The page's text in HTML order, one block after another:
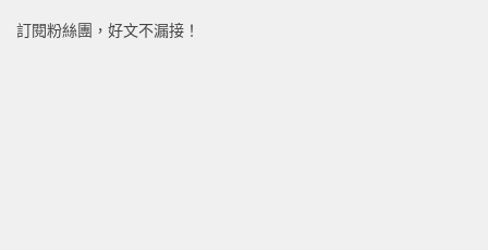
訂閱粉絲團，好文不漏接！